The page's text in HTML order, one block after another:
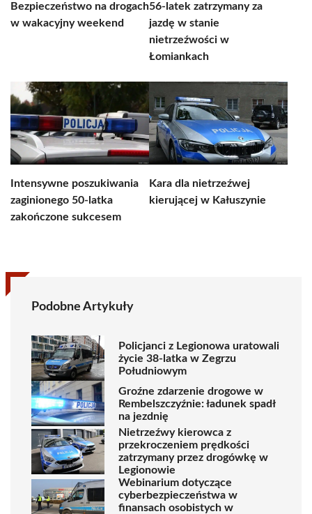
Bezpieczeństwo na drogach
w wakacyjny weekend
56-latek zatrzymany za
jazdę w stanie
nietrzeźwości w
Łomiankach
Intensywne poszukiwania
zaginionego 50-latka
zakończone sukcesem
Kara dla nietrzeźwej
kierującej w Kałuszynie
Podobne Artykuły
Policjanci z Legionowa uratowali
życie 38-latka w Zegrzu
Południowym
Groźne zdarzenie drogowe w
Rembelszczyźnie: ładunek spadł
na jezdnię
Nietrzeźwy kierowca z
przekroczeniem prędkości
zatrzymany przez drogówkę w
Legionowie
Webinarium dotyczące
cyberbezpieczeństwa w
finansach osobistych w